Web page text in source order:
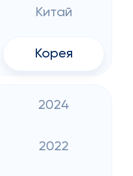
Китай
Корея
2024
2022